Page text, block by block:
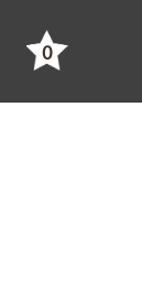
0